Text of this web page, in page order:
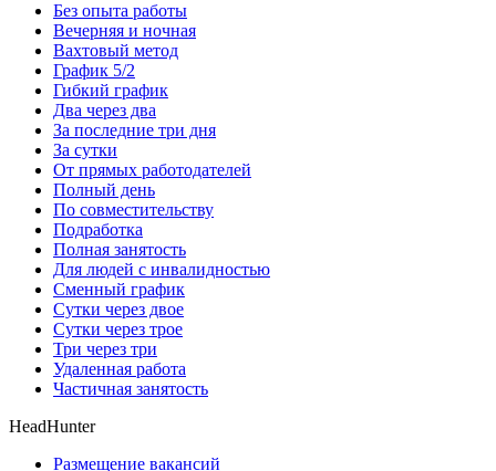
Без опыта работы
Вечерняя и ночная
Вахтовый метод
График 5/2
Гибкий график
Два через два
За последние три дня
За сутки
От прямых работодателей
Полный день
По совместительству
Подработка
Полная занятость
Для людей с инвалидностью
Сменный график
Сутки через двое
Сутки через трое
Три через три
Удаленная работа
Частичная занятость
HeadHunter
Размещение вакансий